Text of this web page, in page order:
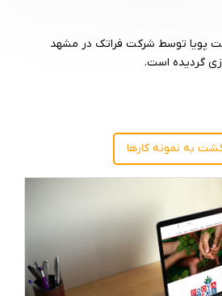
پویا توسط شرکت فراتک در مشهد
گردیده است.
به نمونه کارها